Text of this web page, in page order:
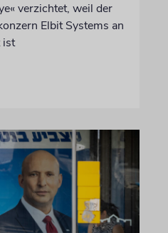
verzichtet, weil der
Elbit Systems an
ist